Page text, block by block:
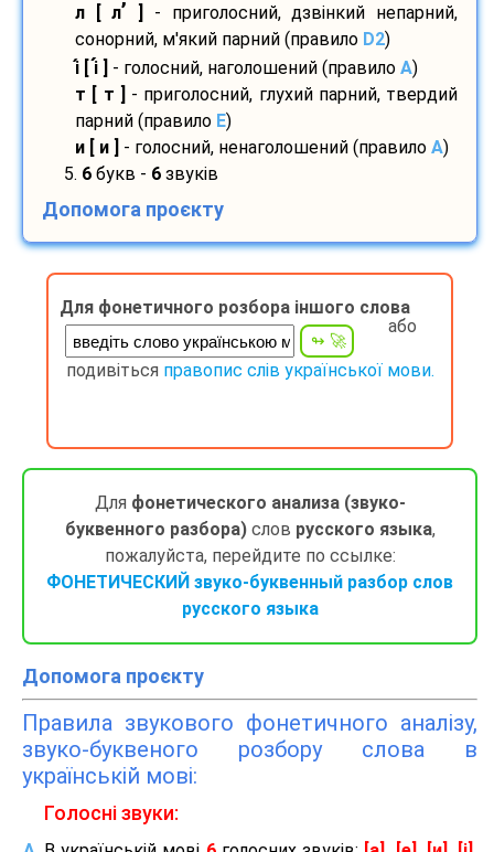
л [ л’
- приголосний, дзвінкий непарний,
сонорний, м'який парний (правило D2)
і [ і - голосний, наголошений (правило A)
т [ т ]
- приголосний, глухий парний, твердий
парний (правило E)
и [ и ]
- голосний, ненаголошений (правило A)
5. 6 букв - 6 звуків
Допомога проєкту
Для фонетичного розбора іншого слова
або
подивіться правопис слів української мови.
Для фонетического анализа (звуко-
буквенного разбора)слов русского языка,
пожалуйста, перейдите по ссылке:
ФОНЕТИЧЕСКИЙ звуко-буквенный разбор слов
русского языка
Допомога проєкту
Правила звукового фонетичного аналізу,
звуко-буквеного розбору слова в
українській мові:
Голосні звуки: